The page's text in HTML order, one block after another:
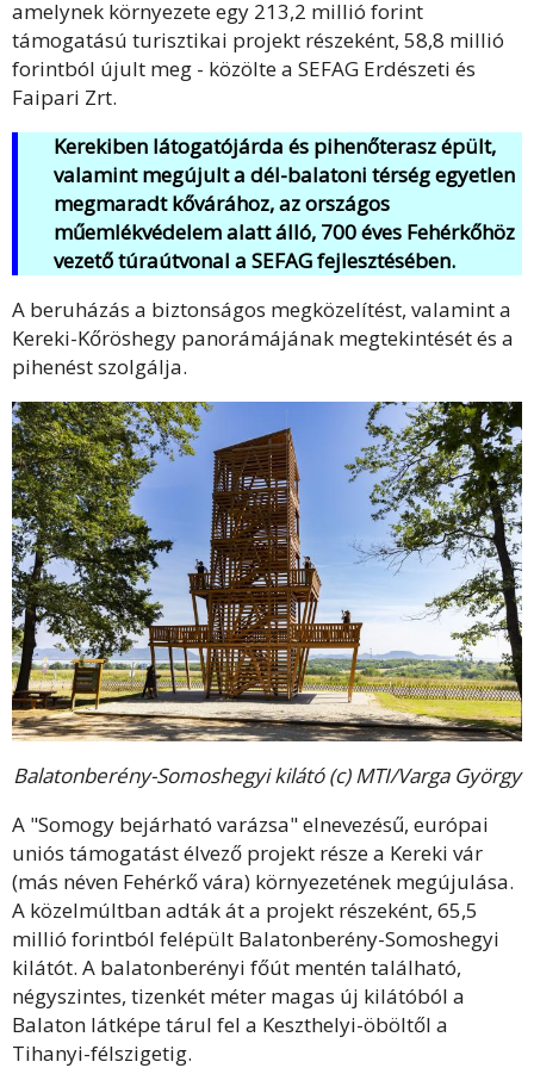
amelynek környezete egy 213,2 millió forint
támogatású turisztikai projekt részeként, 58,8 millió
forintból újult meg - közölte a SEFAG Erdészeti és
Faipari Zrt.
Kerekiben látogatójárda és pihenőterasz épült,
valamint megújult a dél-balatoni térség egyetlen
megmaradt kővárához, az országos
műemlékvédelem alatt álló, 700 éves Fehérkőhöz
vezető túraútvonal a SEFAG fejlesztésében.
A beruházás a biztonságos megközelítést, valamint a
Kereki-Kőröshegy panorámájának megtekintését és a
pihenést szolgálja.
Balatonberény-Somoshegyi kilátó (c) MTI/Varga György
A "Somogy bejárható varázsa" elnevezésű, európai
uniós támogatást élvező projekt része a Kereki vár
(más néven Fehérkő vára) környezetének megújulása.
A közelmúltban adták át a projekt részeként, 65,5
millió forintból felépült Balatonberény-Somoshegyi
kilátót. A balatonberényi főút mentén található,
négyszintes, tizenkét méter magas új kilátóból a
Balaton látképe tárul fel a Keszthelyi-öböltől a
Tihanyi-félszigetig.